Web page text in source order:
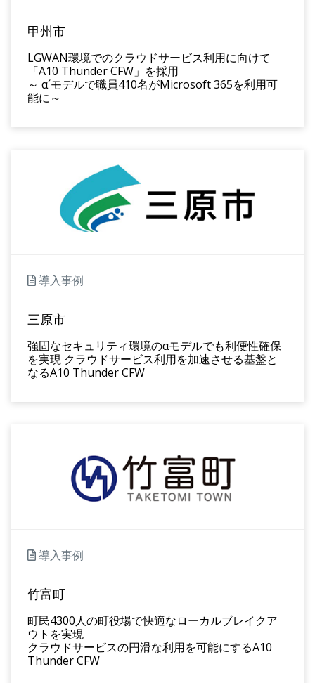
甲州市
LGWAN環境でのクラウドサービス利用に向けて
「A10 Thunder CFW」を採用
～ α´モデルで職員410名がMicrosoft 365を利用可
能に～
導入事例
三原市
強固なセキュリティ環境のαモデルでも利便性確保
を実現 クラウドサービス利用を加速させる基盤と
なるA10 Thunder CFW
導入事例
竹富町
町民4300人の町役場で快適なローカルブレイクア
ウトを実現
クラウドサービスの円滑な利用を可能にするA10
Thunder CFW